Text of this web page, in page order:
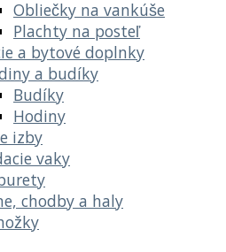
Obliečky na vankúše
Plachty na posteľ
a bytové doplnky
a budíky
Budíky
Hodiny
izby
vaky
chodby a haly